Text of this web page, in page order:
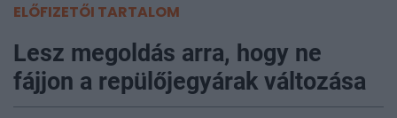
ELŐFIZETŐI TARTALOM
Lesz megoldás arra, hogy ne
fájjon a repülőjegyárak változása